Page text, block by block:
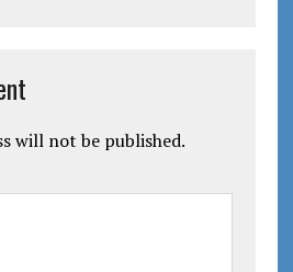
will not be published.